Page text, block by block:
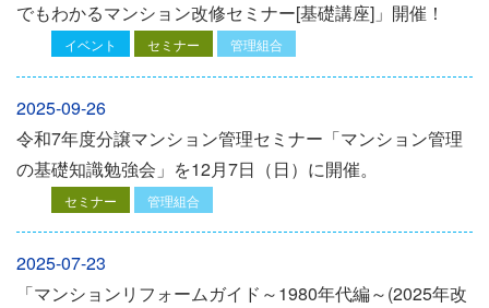
でもわかるマンション改修セミナー[基礎講座]」開催！
イベント セミナー 管理組合
2025-09-26
令和7年度分譲マンション管理セミナー「マンション管理
の基礎知識勉強会」を12⽉7⽇（⽇）に開催。
セミナー 管理組合
2025-07-23
「マンションリフォームガイド～1980年代編～(2025年改